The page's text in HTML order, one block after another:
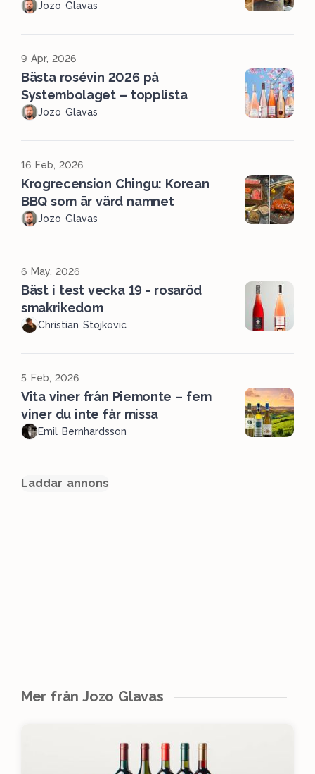
Jozo Glavas
9 Apr, 2026
Bästa rosévin 2026 på
Systembolaget – topplista
Jozo Glavas
16 Feb, 2026
Krogrecension Chingu: Korean
BBQ som är värd namnet
Jozo Glavas
6 May, 2026
Bäst i test vecka 19 - rosaröd
smakrikedom
Christian Stojkovic
5 Feb, 2026
Vita viner från Piemonte – fem
viner du inte får missa
Emil Bernhardsson
Laddar annons
Mer från Jozo Glavas